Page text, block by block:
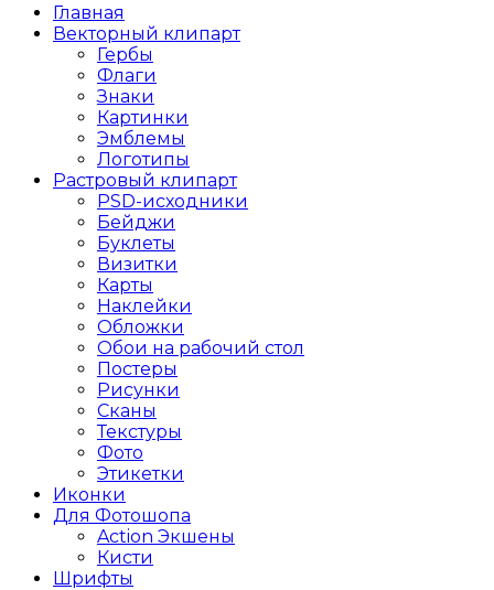
Главная
Векторный клипарт
Гербы
Флаги
Знаки
Картинки
Эмблемы
Логотипы
Растровый клипарт
PSD-исходники
Бейджи
Буклеты
Визитки
Карты
Наклейки
Обложки
Обои на рабочий стол
Постеры
Рисунки
Сканы
Текстуры
Фото
Этикетки
Иконки
Для Фотошопа
Action Экшены
Кисти
Шрифты